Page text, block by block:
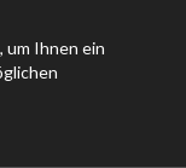
Ihnen ein